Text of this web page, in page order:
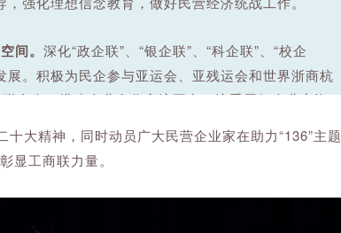
间。 深化“政企联”、“银企联”、“科企联”、“校企
展。积极为民企参与亚运会、亚残运会和世界浙商杭
合会，搭建企业合作交流平台。注重用好企业家资
境。健全长效服务机制，利用“政企直通”数字化应
大精神，同时动员广大民营企业家在助力“136”主题
显工商联力量。